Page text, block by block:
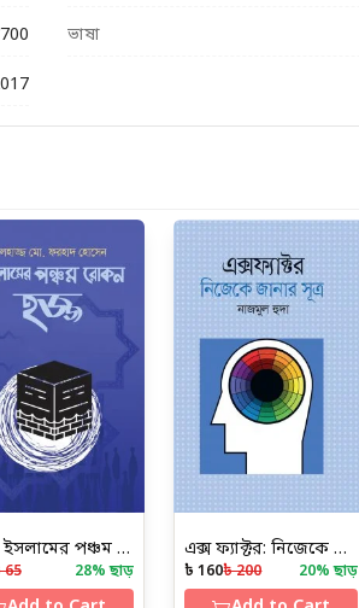
ভাষা
হজ্জ : ইসলামের পঞ্চম রোকন
65 28% ছাড়
এক্স ফ্যাক্টর: নিজেকে জানার অজানা সূত্র
৳ 160৳ 200 20% ছাড়